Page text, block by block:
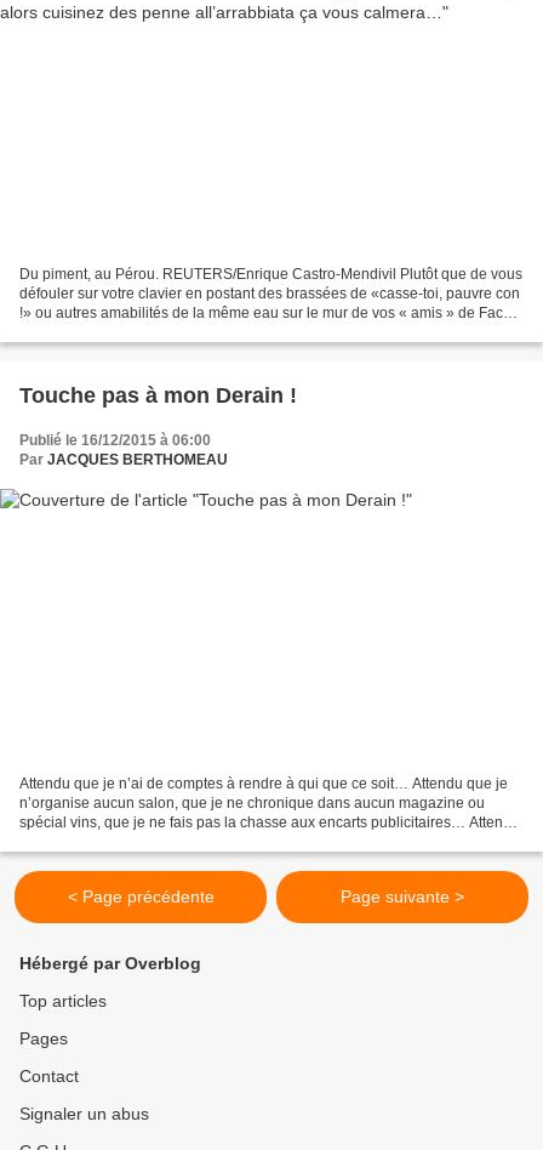
Du piment, au Pérou. REUTERS/Enrique Castro-Mendivil Plutôt que de vous
défouler sur votre clavier en postant des brassées de «casse-toi, pauvre con
!» ou autres amabilités de la même eau sur le mur de vos « amis » de Face
Touche pas à mon Derain !
Publié le 16/12/2015 à 06:00
Par JACQUES BERTHOMEAU
Attendu que je n’ai de comptes à rendre à qui que ce soit… Attendu que je
n’organise aucun salon, que je ne chronique dans aucun magazine ou
spécial vins, que je ne fais pas la chasse aux encarts publicitaires… Attendu
< Page précédente Page suivante >
Hébergé par Overblog
Top articles
Pages
Contact
Signaler un abus